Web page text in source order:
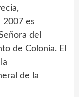
2007 es
del
de Colonia. El
de la